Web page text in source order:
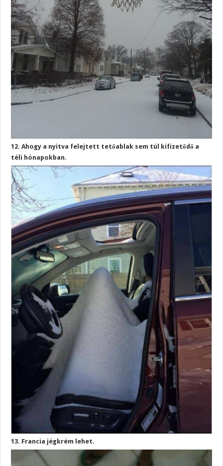
12. Ahogy a nyitva felejtett tetőablak sem túl kifizetődő a
téli hónapokban.
13. Francia jégkrém lehet.